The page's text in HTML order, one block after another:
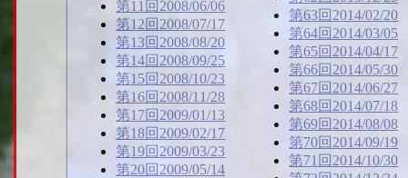
第11回2008/06/06
第12回2008/07/17
第13回2008/08/20
第14回2008/09/25
第15回2008/10/23
第16回2008/11/28
第17回2009/01/13
第18回2009/02/17
第19回2009/03/23
第20回2009/05/14
第63回2014/02/20
第64回2014/03/05
第65回2014/04/17
第66回2014/05/30
第67回2014/06/27
第68回2014/07/18
第69回2014/08/08
第70回2014/09/19
第71回2014/10/30